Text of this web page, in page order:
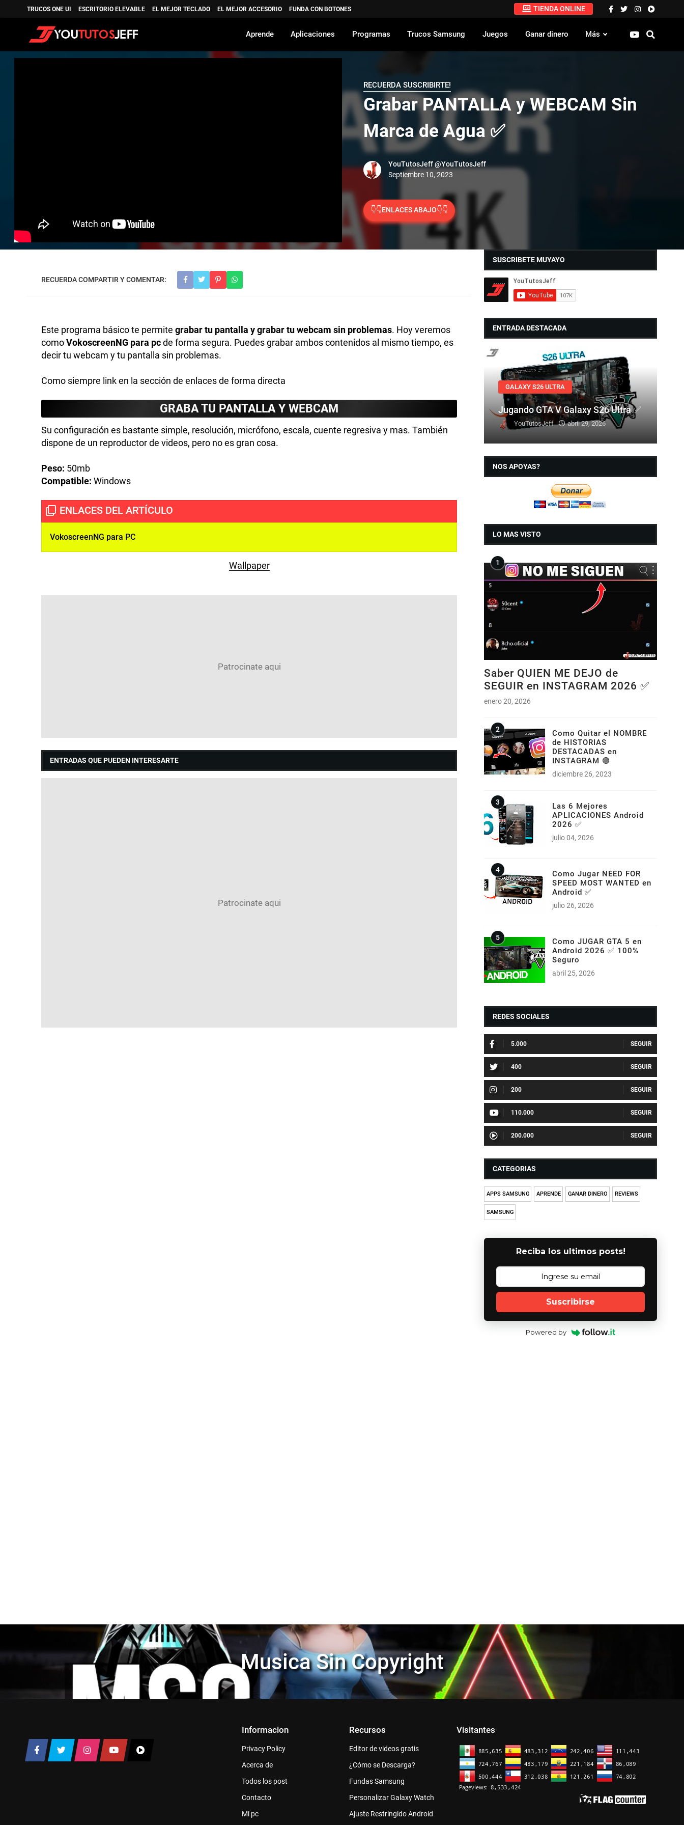
TRUCOS ONE UI ESCRITORIO ELEVABLE EL MEJOR TECLADO EL MEJOR ACCESORIO FUNDA CON BOTONES TIENDA ONLINE
Aprende Aplicaciones Programas Trucos Samsung Juegos Ganar dinero Más
Grabar PANTALLA y WEBCAM Sin
Marca de Agua ✅
RECUERDA SUSCRIBIRTE!
👇👇ENLACES ABAJO👇👇
YouTutosJeff@YouTutosJeff
Este programa básico te permite grabar tu pantalla y grabar tu webcam sin problemas. Hoy veremos
comoVokoscreenNG para pcde forma segura. Puedes grabar ambos contenidos al mismo tiempo, es
decir tu webcam y tu pantalla sin problemas.
Como siempre link en la sección de enlaces de forma directa
GRABA TU PANTALLA Y WEBCAM
Su configuración es bastante simple, resolución, micrófono, escala, cuente regresiva y mas. También
dispone de un reproductor de videos, pero no es gran cosa.
Peso: 50mb
Compatible: Windows
VokoscreenNG para PC
Wallpaper
ENTRADAS QUE PUEDEN INTERESARTE
SUSCRIBETE MUYAYO
ENTRADA DESTACADA
GALAXY S26 ULTRA
Jugando GTA V Galaxy S26 Ultra ✅
YouTutosJeff abril 29, 2026
NOS APOYAS?
LO MAS VISTO
Saber QUIEN ME DEJO de
SEGUIR en INSTAGRAM 2026 ✅
enero 20, 2026
Como Quitar el NOMBRE
de HISTORIAS
DESTACADAS en
INSTAGRAM 🟣
diciembre 26, 2023
Las 6 Mejores
APLICACIONES Android
2026 ✅
julio 04, 2026
Como Jugar NEED FOR
SPEED MOST WANTED en
Android ✅
julio 26, 2026
Como JUGAR GTA 5 en
Android 2026 ✅ 100%
Seguro
abril 25, 2026
REDES SOCIALES
5.000
400
200
110.000
200.000
CATEGORIAS
APPS SAMSUNG APRENDE GANAR DINERO REVIEWS
SAMSUNG
Reciba los ultimos posts!
Suscribirse
Powered by
Musica Sin Copyright
Informacion
Privacy Policy
Acerca de
Todos los post
Contacto
Mi pc
Recursos
Editor de videos gratis
¿Cómo se Descarga?
Fundas Samsung
Personalizar Galaxy Watch
Ajuste Restringido Android
Visitantes